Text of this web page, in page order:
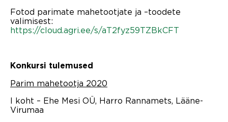
Fotod parimate mahetootjate ja –toodete
valimisest:
https://cloud.agri.ee/s/aT2fyz59TZBkCFT
Konkursi tulemused
Parim mahetootja 2020
I koht – Ehe Mesi OÜ, Harro Rannamets, Lääne-
Virumaa